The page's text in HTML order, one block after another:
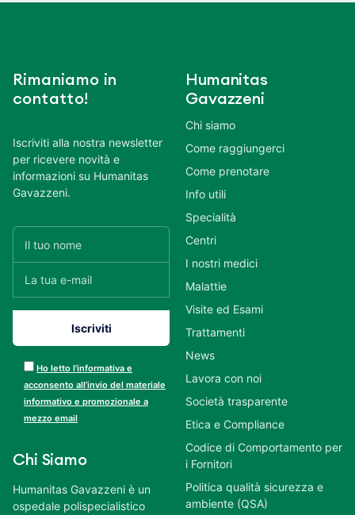
Rimaniamo in
contatto!
Iscriviti alla nostra newsletter
per ricevere novità e
informazioni su Humanitas
Gavazzeni.
Ho letto l’informativa e
acconsento all’invio del materiale
informativo e promozionale a
mezzo email
Chi Siamo
Humanitas Gavazzeni è un
ospedale polispecialistico
Humanitas
Gavazzeni
Chi siamo
Come raggiungerci
Come prenotare
Info utili
Specialità
Centri
I nostri medici
Malattie
Visite ed Esami
Trattamenti
News
Lavora con noi
Società trasparente
Etica e Compliance
Codice di Comportamento per
i Fornitori
Politica qualità sicurezza e
ambiente (QSA)